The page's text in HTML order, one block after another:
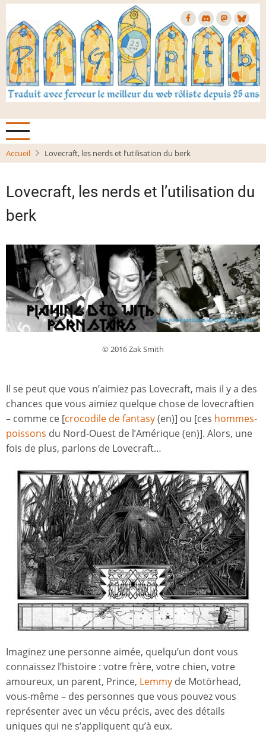
Aller
contenu
principal
Accueil Lovecraft, les nerds et l’utilisation du berk
Lovecraft, les nerds et l’utilisation du
berk
© 2016 Zak Smith
Il se peut que vous n’aimiez pas Lovecraft, mais il y a des
chances que vous aimiez quelque chose de lovecraftien
– comme ce [crocodile de fantasy(en)] ou [ces hommes-
poissons du Nord-Ouest de l’Amérique (en)]. Alors, une
fois de plus, parlons de Lovecraft…
Imaginez une personne aimée, quelqu’un dont vous
connaissez l’histoire : votre frère, votre chien, votre
amoureux, un parent, Prince, Lemmy de Motörhead,
vous-même – des personnes que vous pouvez vous
représenter avec un vécu précis, avec des détails
uniques qui ne s’appliquent qu’à eux.